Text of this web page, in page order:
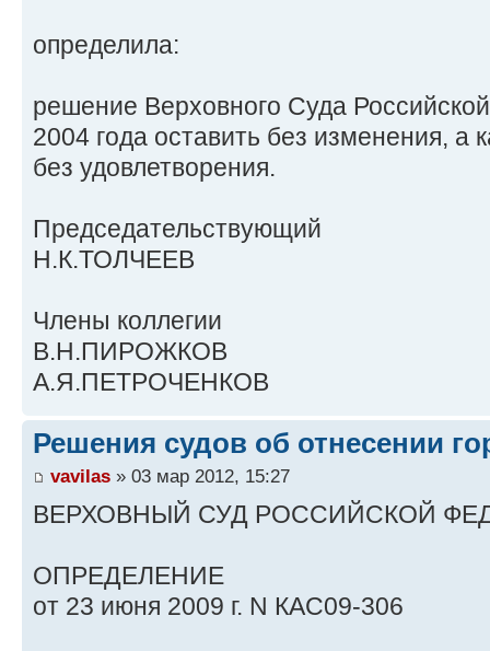
определила:
решение Верховного Суда
2004 года оставить без изменения, а
без удовлетворения.
Председательствующий
Н.К.ТОЛЧЕЕВ
Члены коллегии
В.Н.ПИРОЖКОВ
А.Я.ПЕТРОЧЕНКОВ
Решения судов об отнесении
vavilas » 03 мар 2012, 15:27
ВЕРХОВНЫЙ СУД РОССИЙСКОЙ
ОПРЕДЕЛЕНИЕ
от 23 июня 2009 г. N КАС09-306